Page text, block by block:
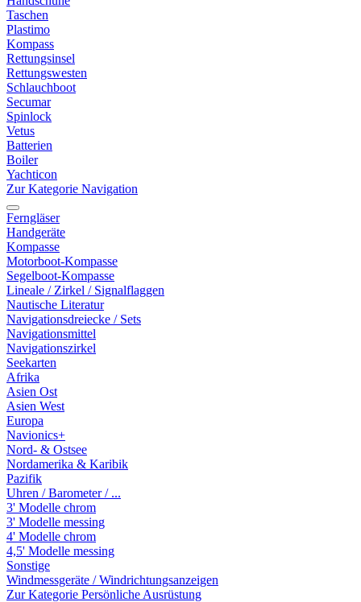
Taschen
Plastimo
Kompass
Rettungsinsel
Rettungswesten
Schlauchboot
Secumar
Spinlock
Vetus
Batterien
Boiler
Yachticon
Zur Kategorie Navigation
Ferngläser
Handgeräte
Kompasse
Motorboot-Kompasse
Segelboot-Kompasse
Lineale / Zirkel / Signalflaggen
Nautische Literatur
Navigationsdreiecke / Sets
Navigationsmittel
Navigationszirkel
Seekarten
Afrika
Asien Ost
Asien West
Europa
Navionics+
Nord- & Ostsee
Nordamerika & Karibik
Pazifik
Uhren / Barometer / ...
3' Modelle chrom
3' Modelle messing
4' Modelle chrom
4,5' Modelle messing
Sonstige
Windmessgeräte / Windrichtungsanzeigen
Zur Kategorie Persönliche Ausrüstung